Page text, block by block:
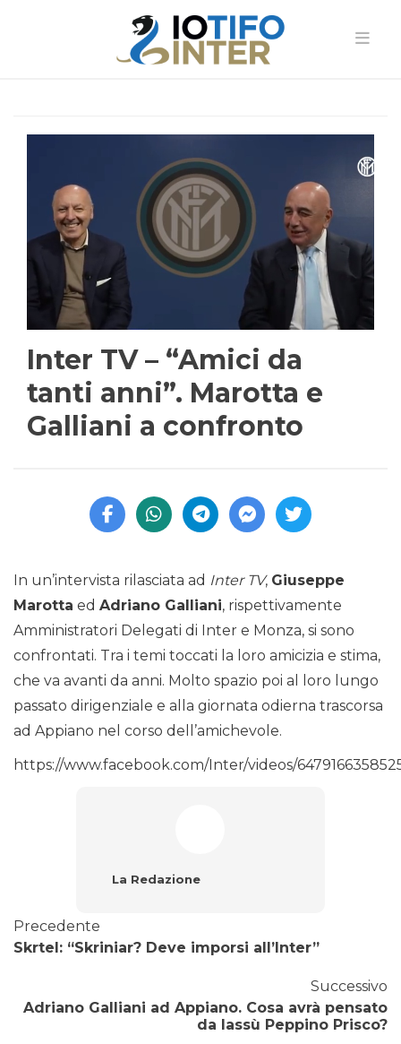
Inter TV – “Amici da
tanti anni”. Marotta e
Galliani a confronto
In un’intervista rilasciata ad Inter TV, Giuseppe
Marotta ed Adriano Galliani, rispettivamente
Amministratori Delegati di Inter e Monza, si sono
confrontati. Tra i temi toccati la loro amicizia e stima,
che va avanti da anni. Molto spazio poi al loro lungo
passato dirigenziale e alla giornata odierna trascorsa
ad Appiano nel corso dell’amichevole.
https://www.facebook.com/Inter/videos/
La Redazione
Precedente
Skrtel: “Skriniar? Deve imporsi all’Inter”
Successivo
Adriano Galliani ad Appiano. Cosa avrà pensato
da lassù Peppino Prisco?